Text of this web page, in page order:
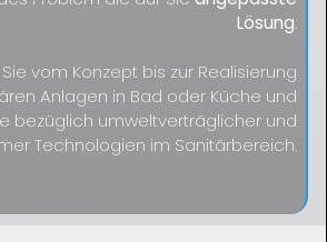
Lösung.
vom Konzept bis zur Realisierung
Anlagen in Bad oder Küche und
bezüglich umweltverträglicher und
Technologien im Sanitärbereich.